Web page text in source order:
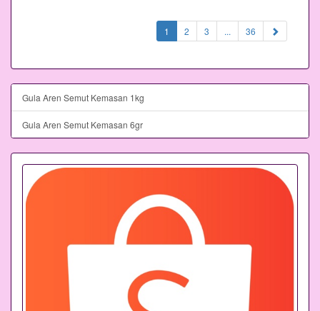
1 (current)
2 3 ... 36
Gula Aren Semut Kemasan 1kg
Gula Aren Semut Kemasan 6gr